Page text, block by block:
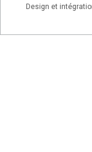
Design et